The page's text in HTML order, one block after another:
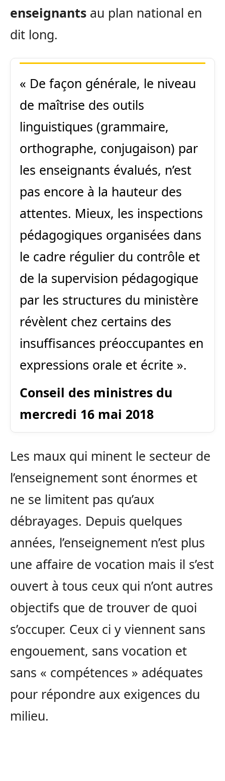
enseignants au plan national en
dit long.
« De façon générale, le niveau
de maîtrise des outils
linguistiques (grammaire,
orthographe, conjugaison) par
les enseignants évalués, n’est
pas encore à la hauteur des
attentes. Mieux, les inspections
pédagogiques organisées dans
le cadre régulier du contrôle et
de la supervision pédagogique
par les structures du ministère
révèlent chez certains des
insuffisances préoccupantes en
expressions orale et écrite ».
Conseil des ministres du
mercredi 16 mai 2018
Les maux qui minent le secteur de
l’enseignement sont énormes et
ne se limitent pas qu’aux
débrayages. Depuis quelques
années, l’enseignement n’est plus
une affaire de vocation mais il s’est
ouvert à tous ceux qui n’ont autres
objectifs que de trouver de quoi
s’occuper. Ceux ci y viennent sans
engouement, sans vocation et
sans « compétences » adéquates
pour répondre aux exigences du
milieu.